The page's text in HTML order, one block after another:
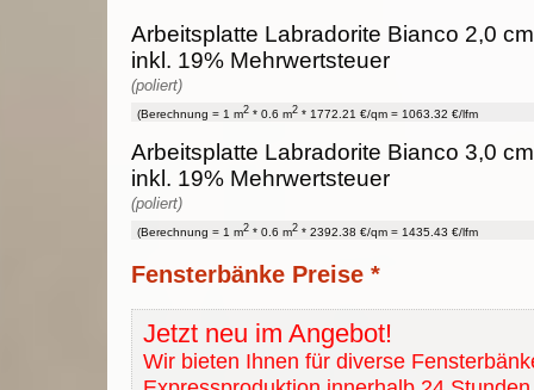
Arbeitsplatte Labradorite Bianco 2,0
inkl. 19% Mehrwertsteuer
(poliert)
(Berechnung = 1 m2 * 0.6 m2 * 1772.21 €/qm = 1063.32 €/lfm
Arbeitsplatte Labradorite Bianco 3,0
inkl. 19% Mehrwertsteuer
(poliert)
(Berechnung = 1 m2 * 0.6 m2 * 2392.38 €/qm = 1435.43 €/lfm
Fensterbänke Preise *
Jetzt neu im Angebot!
Wir bieten Ihnen für diverse